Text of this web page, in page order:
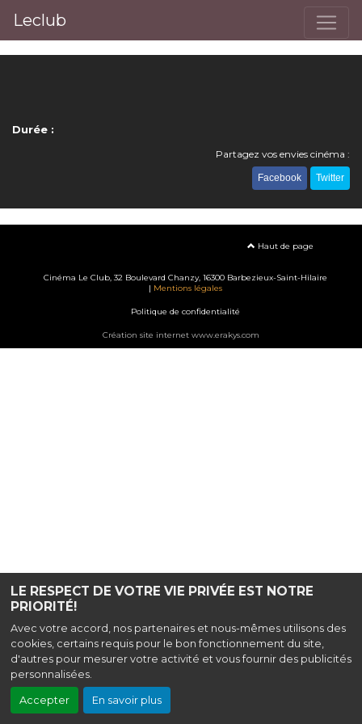
LE RESPECT DE VOTRE VIE PRIVÉE EST NOTRE
PRIORITÉ!
Avec votre accord, nos partenaires et nous-mêmes utilisons des
cookies, certains requis pour le bon fonctionnement du site,
d'autres pour mesurer votre activité et vous fournir des publicités
personnalisées.
Accepter En savoir plus
Leclub
Durée :
Partagez vos envies cinéma :
Facebook Twitter
Haut de page
Cinéma Le Club, 32 Boulevard Chanzy, 16300 Barbezieux-Saint-Hilaire
| Mentions légales
Politique de confidentialité
Création site internet www.erakys.com